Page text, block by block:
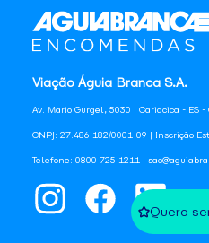
Quero
Viação Águia Branca S.A.
Av. Mario Gurgel, 5030 | Cariacica - ES -
CNPJ: 27.486.182/0001-09 | Inscrição
Telefone: 0800 725 1211 |